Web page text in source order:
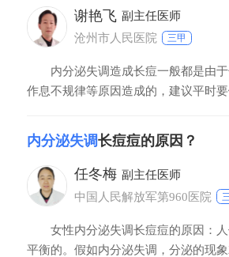
谢艳飞 副主任医师
沧州市人民医院
三甲
内分泌失调造成长痘一般都是由于
作息不规律等原因造成的，建议平时
痘比较严重，可以使用阿达帕林凝胶
治疗。
内分泌失调长痘痘的原因？
任冬梅 副主任医师
中国人民解放军第960医院
女性内分泌失调长痘痘的原因：人
平衡的。假如内分泌失调，分泌的现